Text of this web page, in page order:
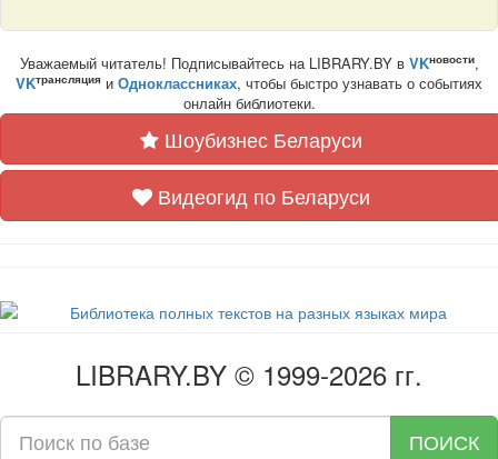
Уважаемый читатель! Подписывайтесь на LIBRARY.BY в VKновости,
VKтрансляция и Одноклассниках, чтобы быстро узнавать о событиях
онлайн библиотеки.
Шоубизнес Беларуси
Видеогид по Беларуси
LIBRARY.BY © 1999-2026 гг.
ПОИСК